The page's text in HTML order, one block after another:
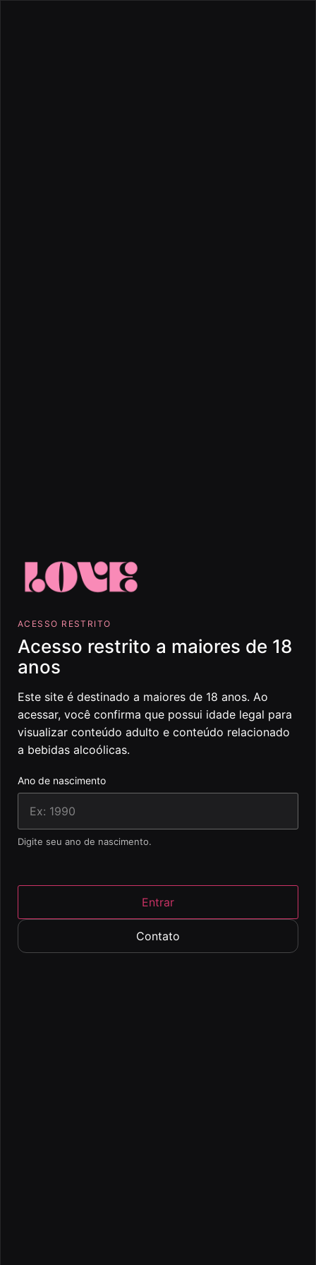
ACESSO RESTRITO
Acesso restrito a maiores de 18
anos
Este site é destinado a maiores de 18 anos. Ao
acessar, você confirma que possui idade legal para
visualizar conteúdo adulto e conteúdo relacionado
a bebidas alcoólicas.
Ano de nascimento
Digite seu ano de nascimento.
Entrar
Contato